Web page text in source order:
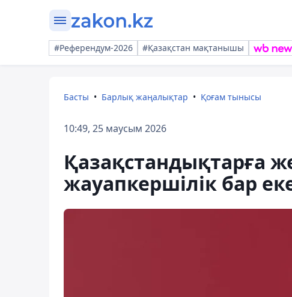
#Референдум-2026 #Қазақстан мақтанышы
Басты Барлық жаңалықтар Қоғам тынысы
10:49, 25 маусым 2026
Қазақстандықтарға
жауапкершілік бар